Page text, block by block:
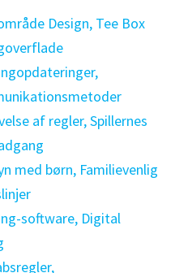
Design, Tee Box
af regler, Spillernes
med børn, Familievenlig
software, Digital